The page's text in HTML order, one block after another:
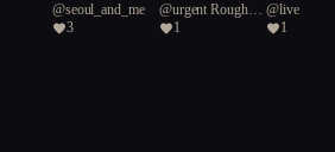
법
@seoul_and_me
3
건축가: 자연
과 기술의 교
@urgent Rough
Green Snake 45
1
@live
1